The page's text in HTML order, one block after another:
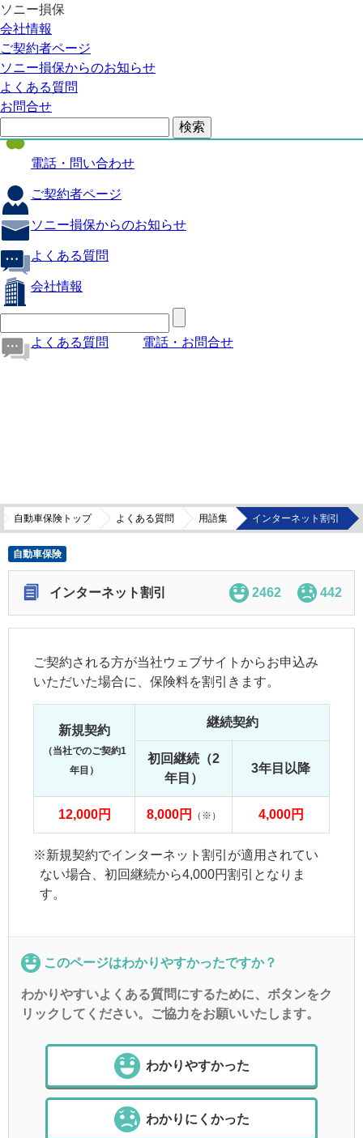
ソニー損保
会社情報
ご契約者ページ
ソニー損保からのお知らせ
よくある質問
お問合せ
自動車保険
医療保険
火災保険
海外旅行保険
電話・問い合わせ
ご契約者ページ
ソニー損保からのお知らせ
よくある質問
会社情報
よくある質問 電話・お問合せ
自動車保険トップ よくある質問 用語集 インターネット割引
自動車保険
インターネット割引 2462 442
ご契約される方が当社ウェブサイトからお申込み
いただいた場合に、保険料を割引きます。
新規契約
（当社でのご契約1
年目）
継続契約
初回継続（2
年目）
3年目以降
12,000円 8,000円 （※） 4,000円
※新規契約でインターネット割引が適用されてい
ない場合、初回継続から4,000円割引となりま
す。
このページはわかりやすかったですか？
わかりやすいよくある質問にするために、ボタンをク
リックしてください。ご協力をお願いいたします。
わかりやすかった
わかりにくかった